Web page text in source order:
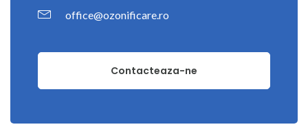
office@ozonificare.ro
Contacteaza-ne